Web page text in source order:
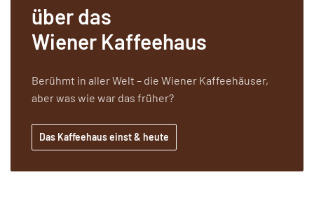
über das
Wiener Kaffeehaus
Berühmt in aller Welt – die Wiener Kaffeehäuser,
aber was wie war das früher?
Das Kaffeehaus einst & heute